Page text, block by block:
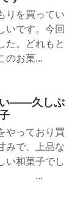
りを買ってい
いです。今回
た。どれもと
のお菓...
い——久しぶ
やっており買
みで、上品な
い和菓子でし